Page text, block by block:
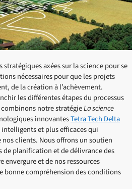
axées sur la science pour se
nécessaires pour que les projets
de la création à l’achèvement.
les différentes étapes du processus
notre stratégieLa science
innovantesTetra Tech Delta
et plus efficaces qui
clients. Nous offrons un soutien
planification et de délivrance des
et de nos ressources
bonne compréhension des conditions